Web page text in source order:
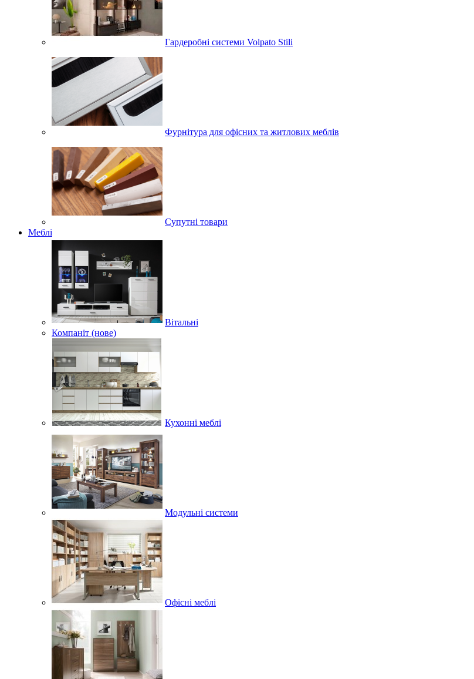
Гардеробні системи Volpato Stili
Фурнітура для офісних та житлових меблів
Супутні товари
Меблі
Вітальні
Компаніт (нове)
Кухонні меблі
Модульні системи
Офісні меблі